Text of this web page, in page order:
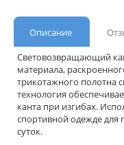
Описание
Световозвращающий
материала,
трикотажного полотна
технология
канта при изгибах.
спортивной одежде
суток.